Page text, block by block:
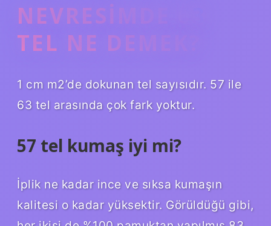
NEVRESIMDE 63
TEL NE DEMEK?
1 cm m2’de dokunan tel sayısıdır. 57 ile
63 tel arasında çok fark yoktur.
57 tel kumaş iyi mi?
İplik ne kadar ince ve sıksa kumaşın
kalitesi o kadar yüksektir. Görüldüğü gibi,